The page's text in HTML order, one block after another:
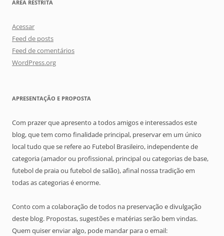
ÁREA RESTRITA
Acessar
Feed de posts
Feed de comentários
WordPress.org
APRESENTAÇÃO E PROPOSTA
Com prazer que apresento a todos amigos e interessados este
blog, que tem como finalidade principal, preservar em um único
local tudo que se refere ao Futebol Brasileiro, independente de
categoria (amador ou profissional, principal ou categorias de base,
futebol de praia ou futebol de salão), afinal nossa tradição em
todas as categorias é enorme.
Conto com a colaboração de todos na preservação e divulgação
deste blog. Propostas, sugestões e matérias serão bem vindas.
Quem quiser enviar algo, pode mandar para o email: